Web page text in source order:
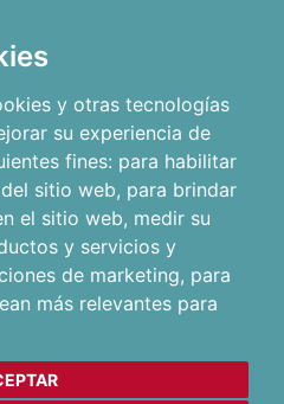
y otras tecnologías
su experiencia de
fines: para habilitar
sitio web, para brindar
el sitio web, medir su
y servicios y
de marketing, para
más relevantes para